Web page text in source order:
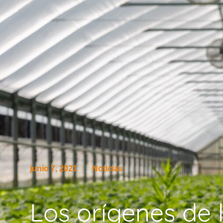
junio 7, 2021 Noticias
Los orígenes de